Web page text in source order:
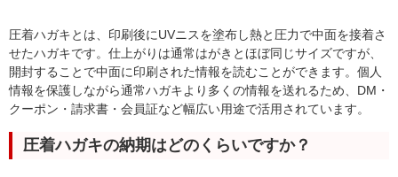
圧着ハガキとは、印刷後にUVニスを塗布し熱と圧力で中面を接着さ
せたハガキです。仕上がりは通常はがきとほぼ同じサイズですが、
開封することで中面に印刷された情報を読むことができます。個人
情報を保護しながら通常ハガキより多くの情報を送れるため、DM・
クーポン・請求書・会員証など幅広い用途で活用されています。
圧着ハガキの納期はどのくらいですか？